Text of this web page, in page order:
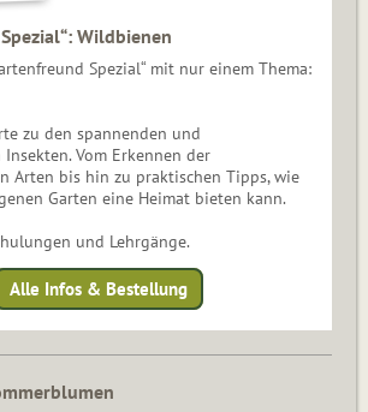
Wildbienen
Spezial“ mit nur einem Thema:
zu den spannenden und
Vom Erkennen der
Arten bis hin zu praktischen Tipps, wie
Garten eine Heimat bieten kann.
und Lehrgänge.
Alle Infos & Bestellung